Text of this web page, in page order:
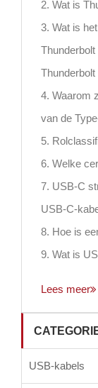
2. Wat is
3. Wat is
Thunderbolt
4. Waarom
van de
5.
6. Welke
7. USB-C
USB-C-
8. Hoe is
9. Wat is
Lees meer
USB-kabels